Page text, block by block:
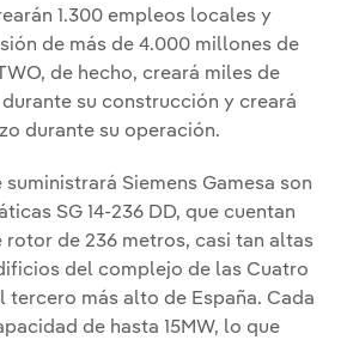
1.300 empleos locales y
de más de 4.000 millones de
de hecho, creará miles de
su construcción y creará
durante su operación.
suministrará Siemens Gamesa son
SG 14-236 DD, que cuentan
rotor de 236 metros, casi tan altas
del complejo de las Cuatro
tercero más alto de España. Cada
de hasta 15MW, lo que